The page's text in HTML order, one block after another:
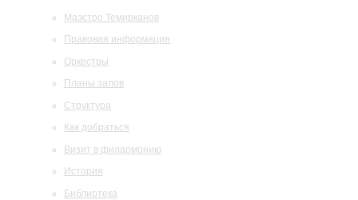
Маэстро Темирканов
Правовая информация
Оркестры
Планы залов
Структура
Как добраться
Визит в филармонию
История
Библиотека